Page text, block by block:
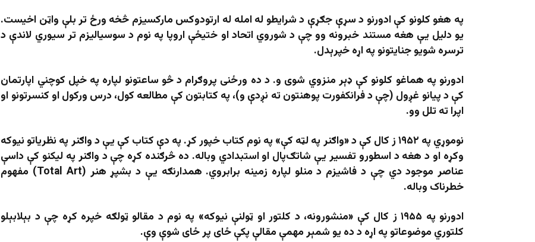
په هغو کلونو کې ادورنو د سړې جګړې د شرایطو له امله له ارتودوکس مارکسیزم څخه ورځ تر بلې واټن اخیست.
یو دلیل یې هغه مستند خبرونه وو چې د شوروي اتحاد او ختیځې اروپا په نوم د سوسیالیزم تر سیوري لاندې د
ترسره شویو جنایتونو په اړه خپرېدل.
ادورنو په هماغو کلونو کې ډېر منزوي شوی و. د ده ورځنی پروګرام د څو ساعتونو لپاره په خپل کوچني اپارتمان
کې د پیانو غږول (چې د فرانکفورت پوهنتون ته نږدې و)، په کتابتون کې مطالعه کول، درس ورکول او کنسرتونو او
اپرا ته تلل وو.
نوموړي په ۱۹۵۲ ز کال کې د «واګنر په لټه کې» په نوم کتاب خپور کړ. په دې کتاب کې یې د واګنر په نظریاتو نیوکه
وکړه او د هغه د اسطورو تفسیر یې شاتګ‌پال او استبدادي وباله. ده څرګنده کړه چې د واګنر په لیکنو کې داسې
عناصر موجود دي چې د فاشیزم د منلو لپاره زمینه برابروي. همدارنګه یې د بشپړ هنر (Total Art) مفهوم
خطرناک وباله.
ادورنو په ۱۹۵۵ ز کال کې «منشورونه، د کلتور او ټولنې نیوکه» په نوم د مقالو ټولګه خپره کړه چې د بېلابېلو
کلتوري موضوعاتو په اړه د ده یو شمېر مهمې مقالې پکې ځای پر ځای شوې وې.